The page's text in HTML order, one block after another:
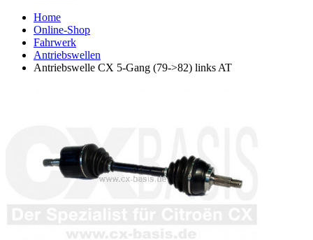
Home
Online-Shop
Fahrwerk
Antriebswellen
Antriebswelle CX 5-Gang (79->82) links AT